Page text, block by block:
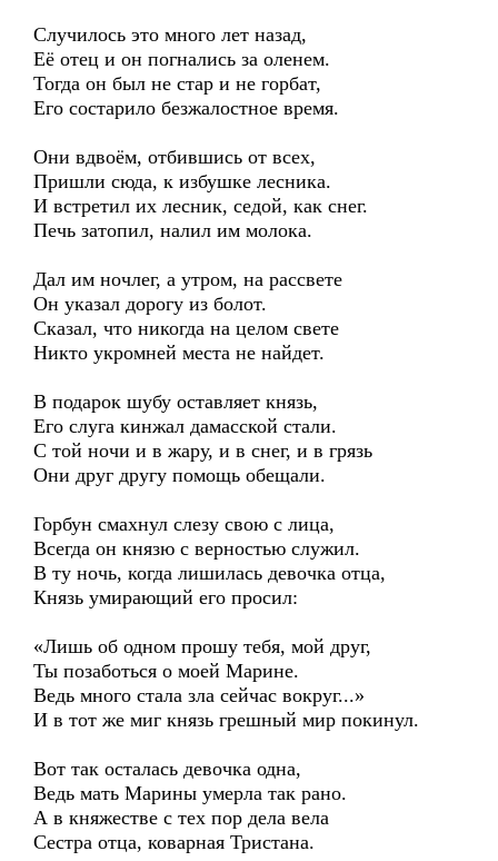
Случилось это много лет назад,
Её отец и он погнались за оленем.
Тогда он был не стар и не горбат,
Его состарило безжалостное время.
Они вдвоём, отбившись от всех,
Пришли сюда, к избушке лесника.
И встретил их лесник, седой, как снег.
Печь затопил, налил им молока.
Дал им ночлег, а утром, на рассвете
Он указал дорогу из болот.
Сказал, что никогда на целом свете
Никто укромней места не найдет.
В подарок шубу оставляет князь,
Его слуга кинжал дамасской стали.
С той ночи и в жару, и в снег, и в грязь
Они друг другу помощь обещали.
Горбун смахнул слезу свою с лица,
Всегда он князю с верностью служил.
В ту ночь, когда лишилась девочка отца,
Князь умирающий его просил:
«Лишь об одном прошу тебя, мой друг,
Ты позаботься о моей Марине.
Ведь много стала зла сейчас вокруг...»
И в тот же миг князь грешный мир покинул.
Вот так осталась девочка одна,
Ведь мать Марины умерла так рано.
А в княжестве с тех пор дела вела
Сестра отца, коварная Тристана.